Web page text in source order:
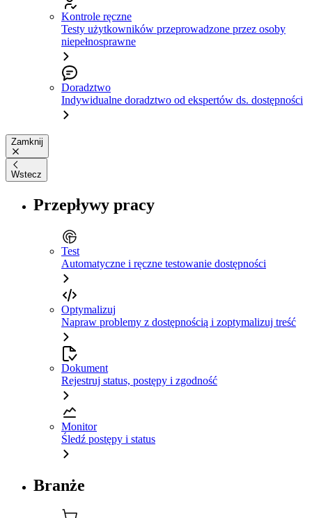
Kontrole ręczne
Testy użytkowników przeprowadzone przez osoby
niepełnosprawne
Doradztwo
Indywidualne doradztwo od ekspertów ds. dostępności
Zamknij
Wstecz
Przepływy pracy
Test
Automatyczne i ręczne testowanie dostępności
Optymalizuj
Napraw problemy z dostępnością i zoptymalizuj treść
Dokument
Rejestruj status, postępy i zgodność
Monitor
Śledź postępy i status
Branże